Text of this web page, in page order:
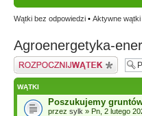
Wątki bez odpowiedzi • Aktywne wątki
Agroenergetyka-
Napisz wątek
WĄTKI
Poszukujemy
przez sylk » Pn, 2 lutego